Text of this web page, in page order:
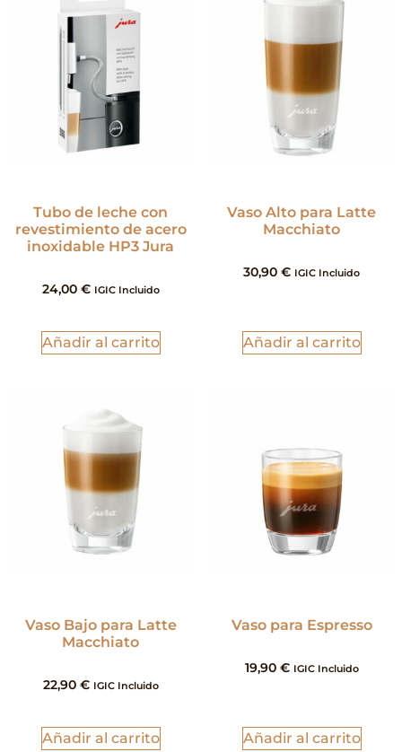
Tubo de leche con
revestimiento de acero
inoxidable HP3 Jura
24,00 € IGIC Incluido
Añadir al carrito
Vaso Alto para Latte
Macchiato
30,90 € IGIC Incluido
Añadir al carrito
Vaso Bajo para Latte
Macchiato
22,90 € IGIC Incluido
Añadir al carrito
Vaso para Espresso
19,90 € IGIC Incluido
Añadir al carrito